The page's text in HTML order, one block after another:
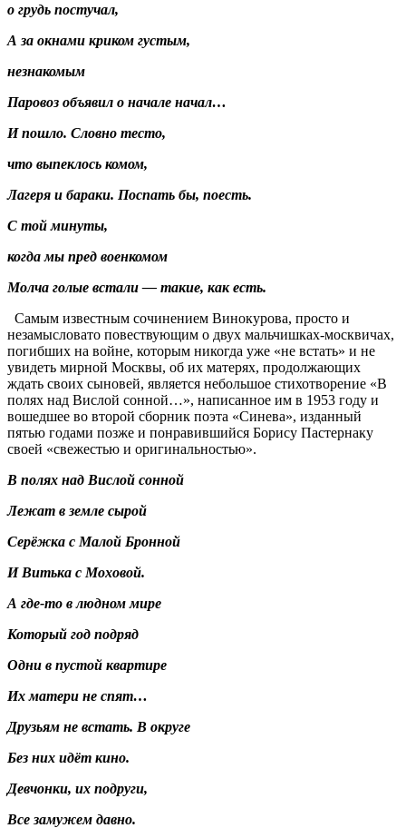
о грудь постучал,
А за окнами криком густым,
незнакомым
Паровоз объявил о начале начал…
И пошло. Словно тесто,
что выпеклось комом,
Лагеря и бараки. Поспать бы, поесть.
С той минуты,
когда мы пред военкомом
Молча голые встали — такие, как есть.
Самым известным сочинением Винокурова, просто и
незамысловато повествующим о двух мальчишках-москвичах,
погибших на войне, которым никогда уже «не встать» и не
увидеть мирной Москвы, об их матерях, продолжающих
ждать своих сыновей, является небольшое стихотворение «В
полях над Вислой сонной…», написанное им в 1953 году и
вошедшее во второй сборник поэта «Синева», изданный
пятью годами позже и понравившийся Борису Пастернаку
своей «свежестью и оригинальностью».
В полях над Вислой сонной
Лежат в земле сырой
Серёжка с Малой Бронной
И Витька с Моховой.
А где-то в людном мире
Который год подряд
Одни в пустой квартире
Их матери не спят…
Друзьям не встать. В округе
Без них идёт кино.
Девчонки, их подруги,
Все замужем давно.